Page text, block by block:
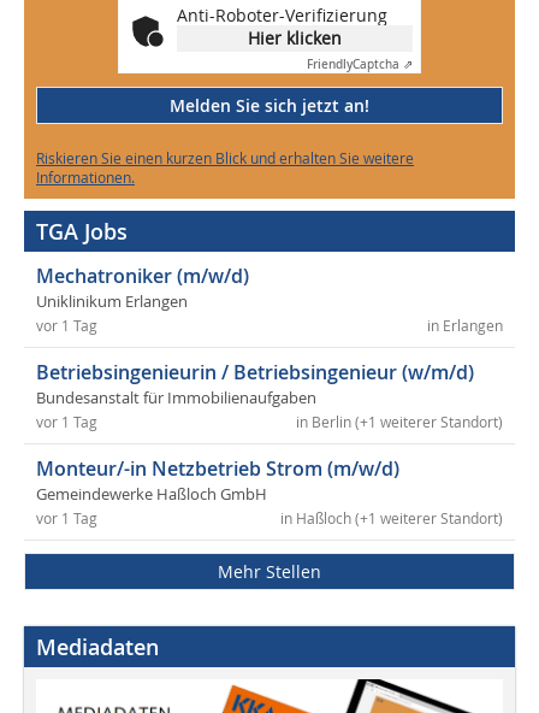
Anti-Roboter-Verifizierung
Hier klicken
FriendlyCaptcha ⇗
Melden Sie sich jetzt an!
Riskieren Sie einen kurzen Blick und erhalten Sie weitere
Informationen.
TGA Jobs
Mechatroniker (m/w/d)
Uniklinikum Erlangen
in Erlangen
vor 1 Tag
Betriebsingenieurin / Betriebsingenieur (w/m/d)
Bundesanstalt für Immobilienaufgaben
in Berlin (+1 weiterer Standort)
vor 1 Tag
Monteur/-in Netzbetrieb Strom (m/w/d)
Gemeindewerke Haßloch GmbH
in Haßloch (+1 weiterer Standort)
vor 1 Tag
Mehr Stellen
Mediadaten